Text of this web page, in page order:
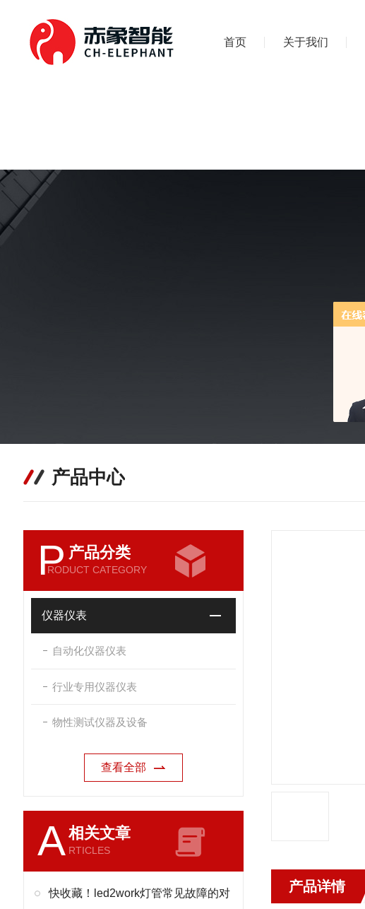
首页 关于我们
产品中心
P 产品分类
RODUCT CATEGORY
仪器仪表
自动化仪器仪表
行业专用仪器仪表
物性测试仪器及设备
查看全部
A相关文章
RTICLES
快收藏！led2work灯管常见故障的对
产品详情